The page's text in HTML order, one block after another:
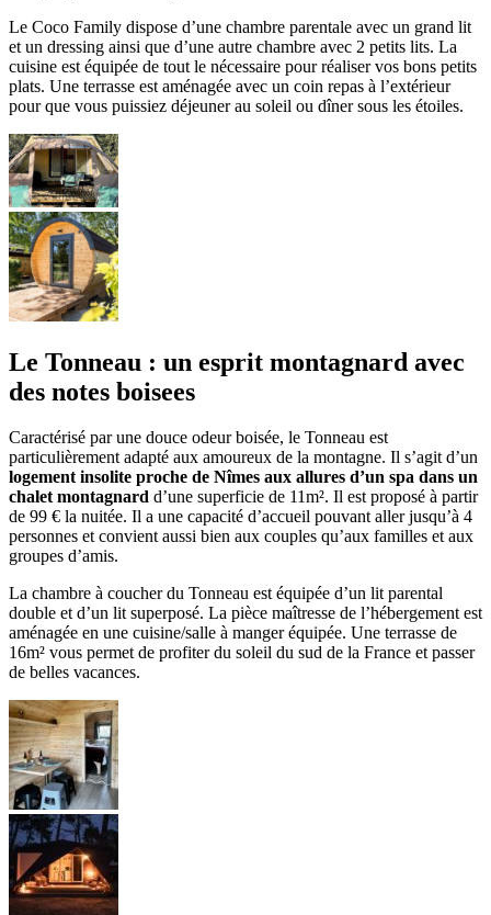
Le Coco Family dispose d’une chambre parentale avec un grand lit
et un dressing ainsi que d’une autre chambre avec 2 petits lits. La
cuisine est équipée de tout le nécessaire pour réaliser vos bons petits
plats. Une terrasse est aménagée avec un coin repas à l’extérieur
pour que vous puissiez déjeuner au soleil ou dîner sous les étoiles.
Le Tonneau : un esprit montagnard avec
des notes boisees
Caractérisé par une douce odeur boisée, le Tonneau est
particulièrement adapté aux amoureux de la montagne. Il s’agit d’un
logement insolite proche de Nîmes aux allures d’un spa dans un
chalet montagnard d’une superficie de 11m². Il est proposé à partir
de 99 € la nuitée. Il a une capacité d’accueil pouvant aller jusqu’à 4
personnes et convient aussi bien aux couples qu’aux familles et aux
groupes d’amis.
La chambre à coucher du Tonneau est équipée d’un lit parental
double et d’un lit superposé. La pièce maîtresse de l’hébergement est
aménagée en une cuisine/salle à manger équipée. Une terrasse de
16m² vous permet de profiter du soleil du sud de la France et passer
de belles vacances.